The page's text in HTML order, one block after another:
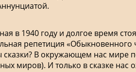
в 1940 году и долгое время
репетиция «Обыкновенного
В окружающем нас мире
миров). И только в сказке